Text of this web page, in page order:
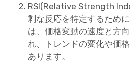
RSI(Relative Strength
剰な反応を特定するため
は、価格変動の速度と方
れ、トレンドの変化や価
あります。